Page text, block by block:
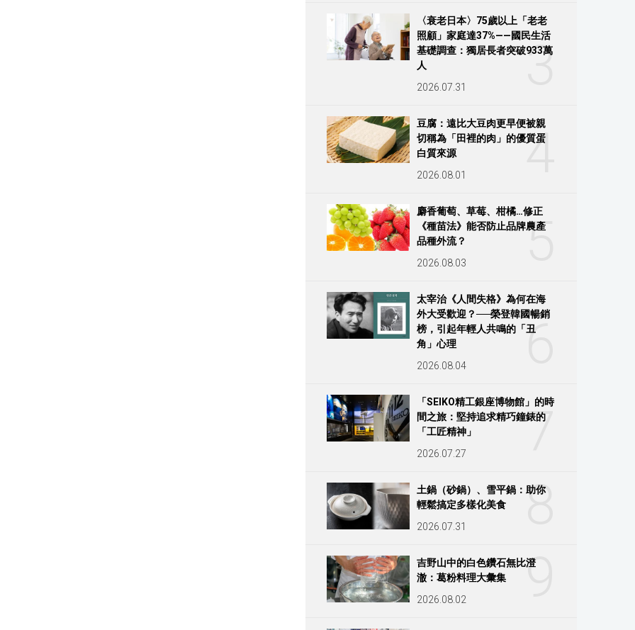
3
〈衰老日本〉75歲以上「老老
照顧」家庭達37%——國民生活
基礎調查：獨居長者突破933萬
人
2026.07.31
4
豆腐：遠比大豆肉更早便被親
切稱為「田裡的肉」的優質蛋
白質來源
2026.08.01
5
麝香葡萄、草莓、柑橘…修正
《種苗法》能否防止品牌農產
品種外流？
2026.08.03
6
太宰治《人間失格》為何在海
外大受歡迎？──榮登韓國暢銷
榜，引起年輕人共鳴的「丑
角」心理
2026.08.04
7
「SEIKO精工銀座博物館」的時
間之旅：堅持追求精巧鐘錶的
「工匠精神」
2026.07.27
8
土鍋（砂鍋）、雪平鍋：助你
輕鬆搞定多樣化美食
2026.07.31
9
吉野山中的白色鑽石無比澄
澈：葛粉料理大彙集
2026.08.02